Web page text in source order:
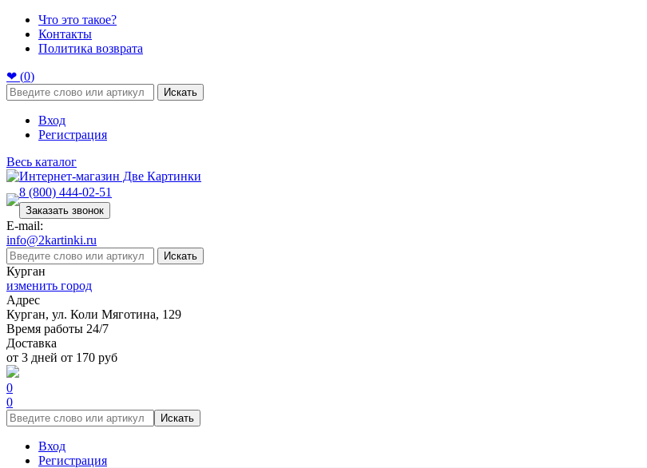
Что это такое?
Контакты
Политика возврата
❤ (0)
Искать
Вход
Регистрация
Весь каталог
8 (800) 444-02-51
Заказать звонок
E-mail:
info@2kartinki.ru
Искать
Курган
изменить город
Адрес
Курган, ул. Коли Мяготина, 129
Время работы 24/7
Доставка
от 3 дней от 170 руб
0
0
Искать
Вход
Регистрация